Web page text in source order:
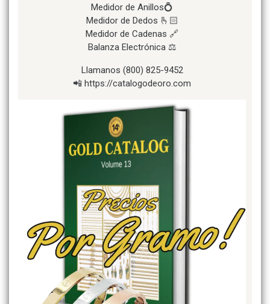
Medidor de Anillos💍
Medidor de Dedos 🫰🏻
Medidor de Cadenas 🔗
Balanza Electrónica ⚖️
Llamanos (800) 825-9452
📲 https://catalogodeoro.com